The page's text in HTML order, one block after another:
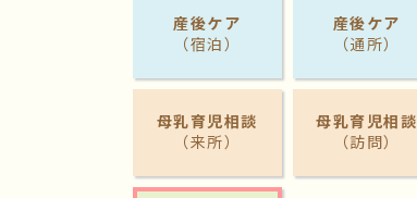
産後ケア
（宿泊）
産後ケア
（通所）
母乳育児相談
（来所）
母乳育児相談
（訪問）